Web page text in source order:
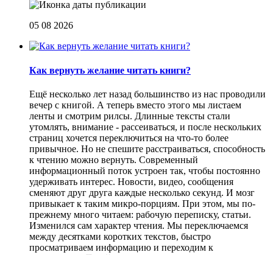
05 08 2026
Как вернуть желание читать книги?
Eщё несколько лет назад большинство из нас проводили
вечер с книгой. А теперь вместо этого мы листаем
ленты и смотрим рилсы. Длинные тексты стали
утомлять, внимание - рассеиваться, и после нескольких
страниц хочется переключиться на что-то более
привычное. Но не спешите расстраиваться, способность
к чтению можно вернуть. Современный
информационный поток устроен так, чтобы постоянно
удерживать интерес. Новости, видео, сообщения
сменяют друг друга каждые несколько секунд. И мозг
привыкает к таким микро-порциям. При этом, мы по-
прежнему много читаем: рабочую переписку, статьи.
Изменился сам характер чтения. Мы переключаемся
между десятками коротких текстов, быстро
просматриваем информацию и переходим к